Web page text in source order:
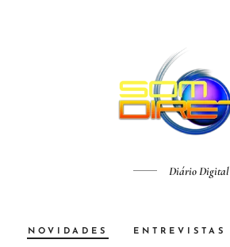
Diário Digital
NOVIDADES ENTREVISTAS